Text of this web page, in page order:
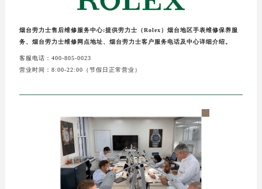
烟台劳力士售后维修服务中心:提供劳力士（Rolex）烟台地区手表维修保养服
务、烟台劳力士维修网点地址、烟台劳力士客户服务电话及中心详细介绍。
客服电话：400-805-0023
营业时间：8:00-22:00（节假日正常营业）